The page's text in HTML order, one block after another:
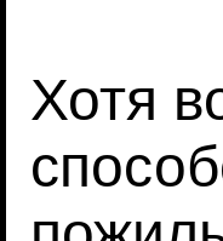
Хотя